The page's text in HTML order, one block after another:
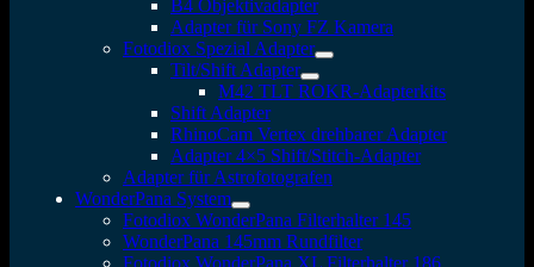
B4 Objektivadapter
Adapter für Sony FZ Kamera
Fotodiox Spezial Adapter
Tilt/Shift Adapter
M42 TLT ROKR-Adapterkits
Shift Adapter
RhinoCam Vertex drehbarer Adapter
Adapter 4×5 Shift/Stitch-Adapter
Adapter für Astrofotografen
WonderPana System
Fotodiox WonderPana Filterhalter 145
WonderPana 145mm Rundfilter
Fotodiox WonderPana XL Filterhalter 186